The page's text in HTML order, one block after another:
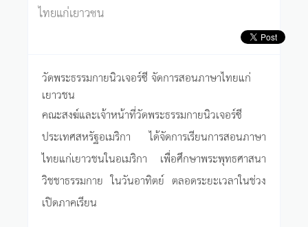
ไทยแก่เยาวชน
วัดพระธรรมกายนิวเจอร์ซี จัดการสอนภาษาไทยแก่
เยาวชน
คณะสงฆ์และเจ้าหน้าที่วัดพระธรรมกายนิวเจอร์ซี
ประเทศสหรัฐอเมริกา ได้จัดการเรียนการสอนภาษา
ไทยแก่เยาวชนในอเมริกา เพื่อศึกษาพระพุทธศาสนา
วิชชาธรรมกาย ในวันอาทิตย์ ตลอดระยะเวลาในช่วง
เปิดภาคเรียน